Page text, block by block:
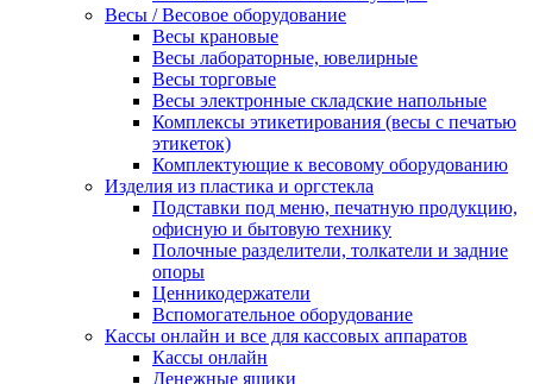
Весы / Весовое оборудование
Весы крановые
Весы лабораторные, ювелирные
Весы торговые
Весы электронные складские напольные
Комплексы этикетирования (весы с печатью
этикеток)
Комплектующие к весовому оборудованию
Изделия из пластика и оргстекла
Подставки под меню, печатную продукцию,
офисную и бытовую технику
Полочные разделители, толкатели и задние
опоры
Ценникодержатели
Вспомогательное оборудование
Кассы онлайн и все для кассовых аппаратов
Кассы онлайн
Денежные ящики